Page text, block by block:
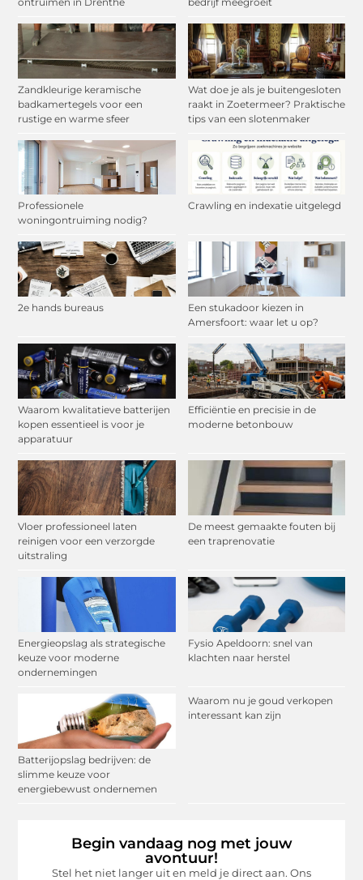
Zandkleurige keramische
badkamertegels voor een
rustige en warme sfeer
Wat doe je als je buitengesloten
raakt in Zoetermeer? Praktische
tips van een slotenmaker
Professionele
woningontruiming nodig?
Crawling en indexatie uitgelegd
2e hands bureaus
Een stukadoor kiezen in
Amersfoort: waar let u op?
Waarom kwalitatieve batterijen
kopen essentieel is voor je
apparatuur
Efficiëntie en precisie in de
moderne betonbouw
Vloer professioneel laten
reinigen voor een verzorgde
uitstraling
De meest gemaakte fouten bij
een traprenovatie
Energieopslag als strategische
keuze voor moderne
ondernemingen
Fysio Apeldoorn: snel van
klachten naar herstel
Batterijopslag bedrijven: de
slimme keuze voor
energiebewust ondernemen
Waarom nu je goud verkopen
interessant kan zijn
Begin vandaag nog met jouw
avontuur!
Stel het niet langer uit en meld je direct aan. Ons